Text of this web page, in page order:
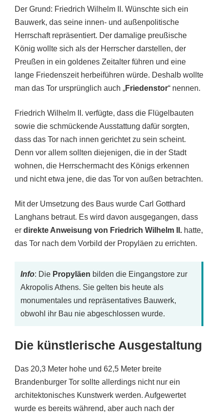
Der Grund: Friedrich Wilhelm II. Wünschte sich ein
Bauwerk, das seine innen- und außenpolitische
Herrschaft repräsentiert. Der damalige preußische
König wollte sich als der Herrscher darstellen, der
Preußen in ein goldenes Zeitalter führen und eine
lange Friedenszeit herbeiführen würde. Deshalb wollte
man das Tor ursprünglich auch „Friedenstor“ nennen.
Friedrich Wilhelm II. verfügte, dass die Flügelbauten
sowie die schmückende Ausstattung dafür sorgten,
dass das Tor nach innen gerichtet zu sein scheint.
Denn vor allem sollten diejenigen, die in der Stadt
wohnen, die Herrschermacht des Königs erkennen
und nicht etwa jene, die das Tor von außen betrachten.
Mit der Umsetzung des Baus wurde Carl Gotthard
Langhans betraut. Es wird davon ausgegangen, dass
er direkte Anweisung von Friedrich Wilhelm II. hatte,
das Tor nach dem Vorbild der Propyläen zu errichten.
Info: Die Propyläen bilden die Eingangstore zur
Akropolis Athens. Sie gelten bis heute als
monumentales und repräsentatives Bauwerk,
obwohl ihr Bau nie abgeschlossen wurde.
Die künstlerische Ausgestaltung
Das 20,3 Meter hohe und 62,5 Meter breite
Brandenburger Tor sollte allerdings nicht nur ein
architektonisches Kunstwerk werden. Aufgewertet
wurde es bereits während, aber auch nach der